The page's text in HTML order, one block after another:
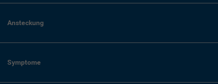
Ansteckung
Symptome